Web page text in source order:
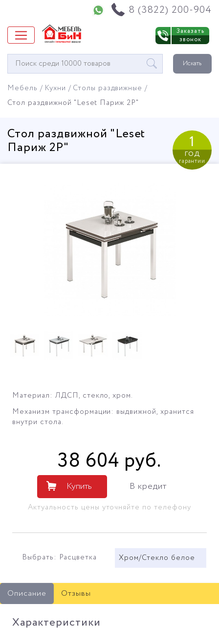
8 (3822) 200-904
Заказать
звонок
Окно
поиска
Искать
Мебель Кухни
Столы раздвижные
Стол раздвижной "Leset Париж 2Р"
Стол раздвижной "Leset
Париж 2Р"
1
год
гарантии
Материал: ЛДСП, стекло, хром.
Механизм трансформации: выдвижной, хранится
внутри стола.
38 604 руб.
Купить В кредит
Актуальность цены уточняйте по телефону
Выбрать: Расцветка Хром/Стекло белое
Описание Отзывы
Характеристики